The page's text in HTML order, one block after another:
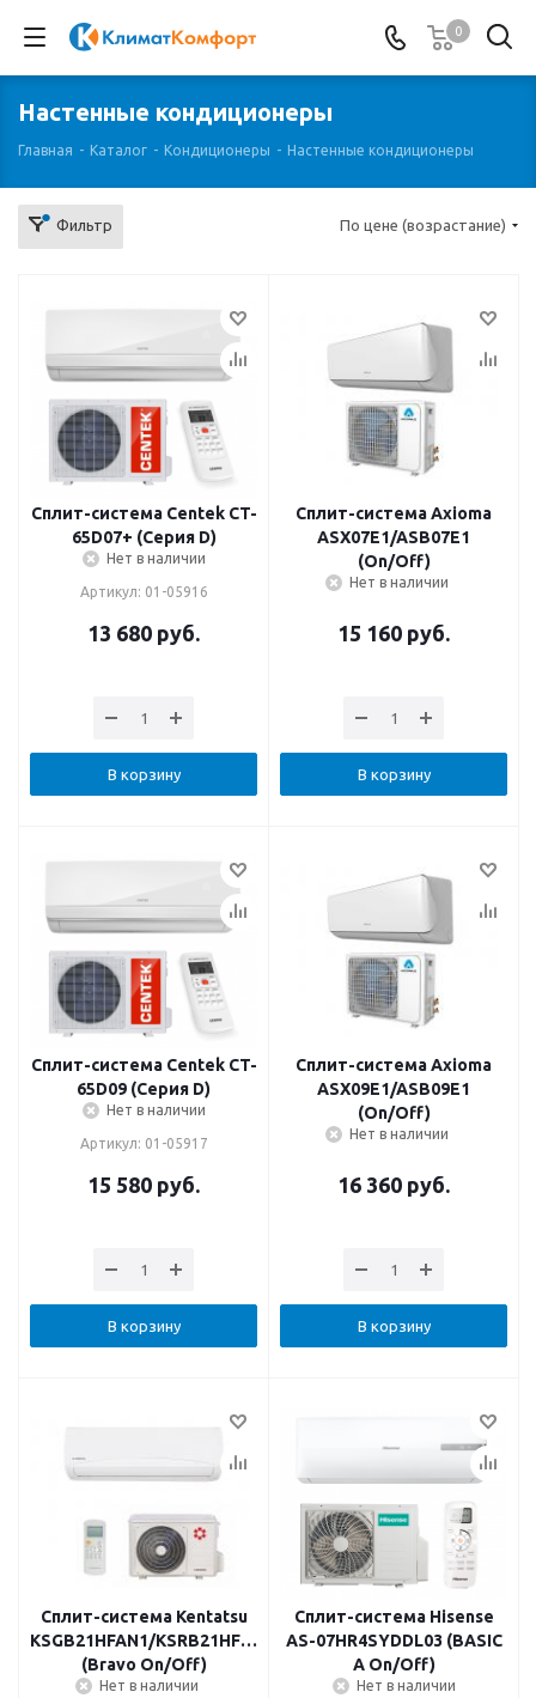
0
Настенные кондиционеры
Главная - Каталог - Кондиционеры - Настенные кондиционеры
Фильтр По цене (возрастание)
Сплит-система Centek CT-
65D07+ (Серия D)
Нет в наличии
Артикул: 01-05916
13 680 руб.
В корзину
Сплит-система Axioma
ASX07E1/ASB07E1
(On/Off)
Нет в наличии
15 160 руб.
В корзину
Сплит-система Centek CT-
65D09 (Серия D)
Нет в наличии
Артикул: 01-05917
15 580 руб.
В корзину
Сплит-система Axioma
ASX09E1/ASB09E1
(On/Off)
Нет в наличии
16 360 руб.
В корзину
Сплит-система Kentatsu
KSGB21HFAN1/KSRB21HFAN1
(Bravo On/Off)
Нет в наличии
Сплит-система Hisense
AS-07HR4SYDDL03 (BASIC
A On/Off)
Нет в наличии